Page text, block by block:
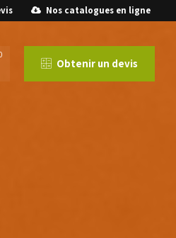
Nos catalogues en ligne
Obtenir un devis